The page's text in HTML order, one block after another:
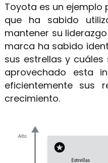
Toyota es un
que ha sabido
mantener su
marca ha sabido
sus estrellas y
aprovechado esta
eficientemente sus
crecimiento.